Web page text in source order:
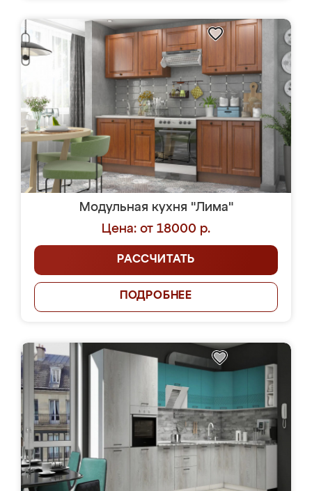
Модульная кухня "Лима"
Цена: от 18000 р.
РАССЧИТАТЬ
ПОДРОБНЕЕ